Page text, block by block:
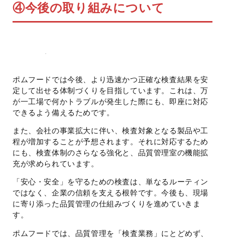
④今後の取り組みについて
ポムフードでは今後、より迅速かつ正確な検査結果を安
定して出せる体制づくりを目指しています。これは、万
が一工場で何かトラブルが発生した際にも、即座に対応
できるよう備えるためです。
また、会社の事業拡大に伴い、検査対象となる製品や工
程が増加することが予想されます。それに対応するため
にも、検査体制のさらなる強化と、品質管理室の機能拡
充が求められています。
「安心・安全」を守るための検査は、単なるルーティン
ではなく、企業の信頼を支える根幹です。今後も、現場
に寄り添った品質管理の仕組みづくりを進めていきま
す。
ポムフードでは、品質管理を「検査業務」にとどめず、